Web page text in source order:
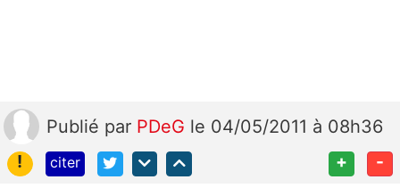
Publié par PDeG le 04/05/2011 à 08h36
!
citer + -